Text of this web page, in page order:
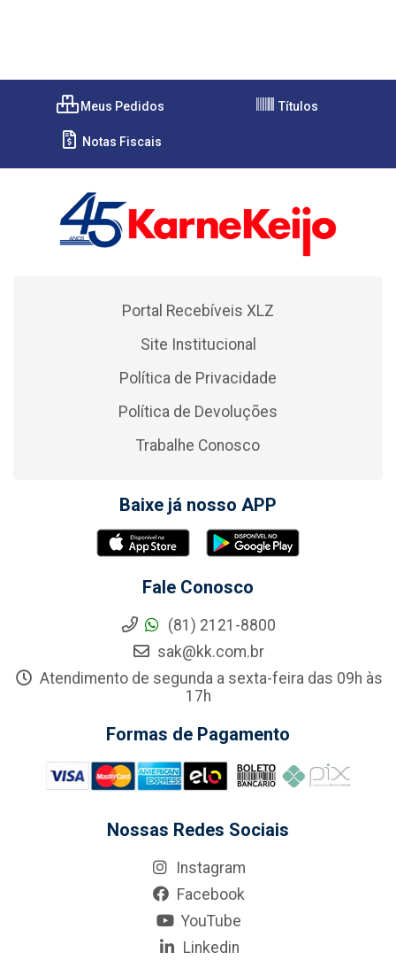
Meus Pedidos Títulos
Notas Fiscais
Portal Recebíveis XLZ
Site Institucional
Política de Privacidade
Política de Devoluções
Trabalhe Conosco
Baixe já nosso APP
Fale Conosco
(81) 2121-8800
sak@kk.com.br
Atendimento de segunda a sexta-feira das 09h às
17h
Formas de Pagamento
Nossas Redes Sociais
Instagram
Facebook
YouTube
Linkedin